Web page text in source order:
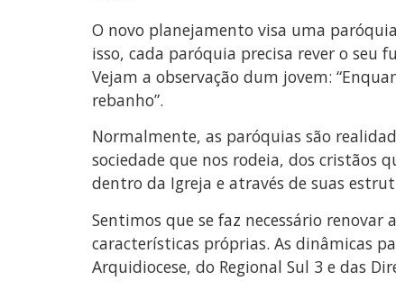
O novo planejamento visa uma
isso, cada paróquia precisa rever o seu
Vejam a observação dum jovem:
rebanho”.
Normalmente, as paróquias são
sociedade que nos rodeia, dos cristãos
dentro da Igreja e através de suas
Sentimos que se faz necessário
características próprias. As dinâmicas
Arquidiocese, do Regional Sul 3 e das